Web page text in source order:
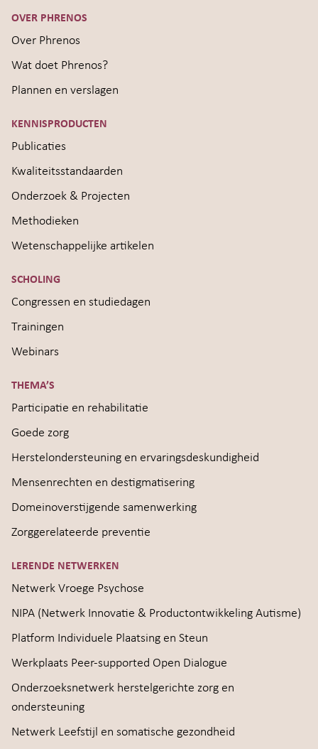
OVER PHRENOS
Over Phrenos
Wat doet Phrenos?
Plannen en verslagen
KENNISPRODUCTEN
Publicaties
Kwaliteitsstandaarden
Onderzoek & Projecten
Methodieken
Wetenschappelijke artikelen
SCHOLING
Congressen en studiedagen
Trainingen
Webinars
THEMA’S
Participatie en rehabilitatie
Goede zorg
Herstelondersteuning en ervaringsdeskundigheid
Mensenrechten en destigmatisering
Domeinoverstijgende samenwerking
Zorggerelateerde preventie
LERENDE NETWERKEN
Netwerk Vroege Psychose
NIPA (Netwerk Innovatie & Productontwikkeling Autisme)
Platform Individuele Plaatsing en Steun
Werkplaats Peer-supported Open Dialogue
Onderzoeksnetwerk herstelgerichte zorg en
ondersteuning
Netwerk Leefstijl en somatische gezondheid